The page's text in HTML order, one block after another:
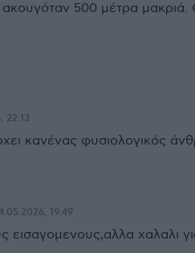
500 μέτρα μακριά.
22:13
κανένας φυσιολογικός
19:49
χαλαλι